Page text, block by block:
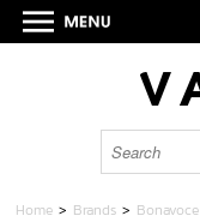
Home > Brands > Bonavoce